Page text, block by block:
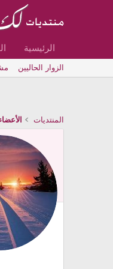
الرئيسية
الزوار الحاليين
المنتديات